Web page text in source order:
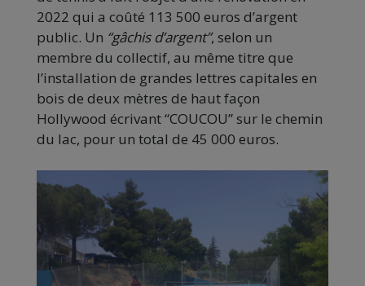
2022 qui a coûté 113 500 euros d’argent
public. Un “gâchis d’argent”, selon un
membre du collectif, au même titre que
l’installation de grandes lettres capitales en
bois de deux mètres de haut façon
Hollywood écrivant “COUCOU” sur le chemin
du lac, pour un total de 45 000 euros.